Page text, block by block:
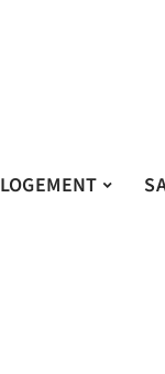
LOGEMENT